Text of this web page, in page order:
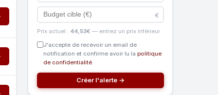
€
Prix actuel : 44,53€ — entrez un prix inférieur
J'accepte de recevoir un email de
notification et confirme avoir lu la politique
de confidentialité.
Créer l'alerte →